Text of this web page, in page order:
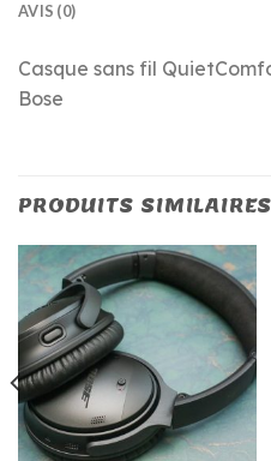
AVIS (0)
Casque sans fil
Bose
PRODUITS SIMILAIRES